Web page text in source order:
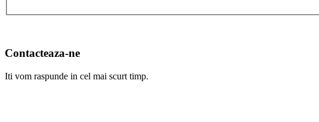
Contacteaza-ne
Iti vom raspunde in cel mai scurt timp.